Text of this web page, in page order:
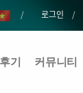
로그인
기 커뮤니티